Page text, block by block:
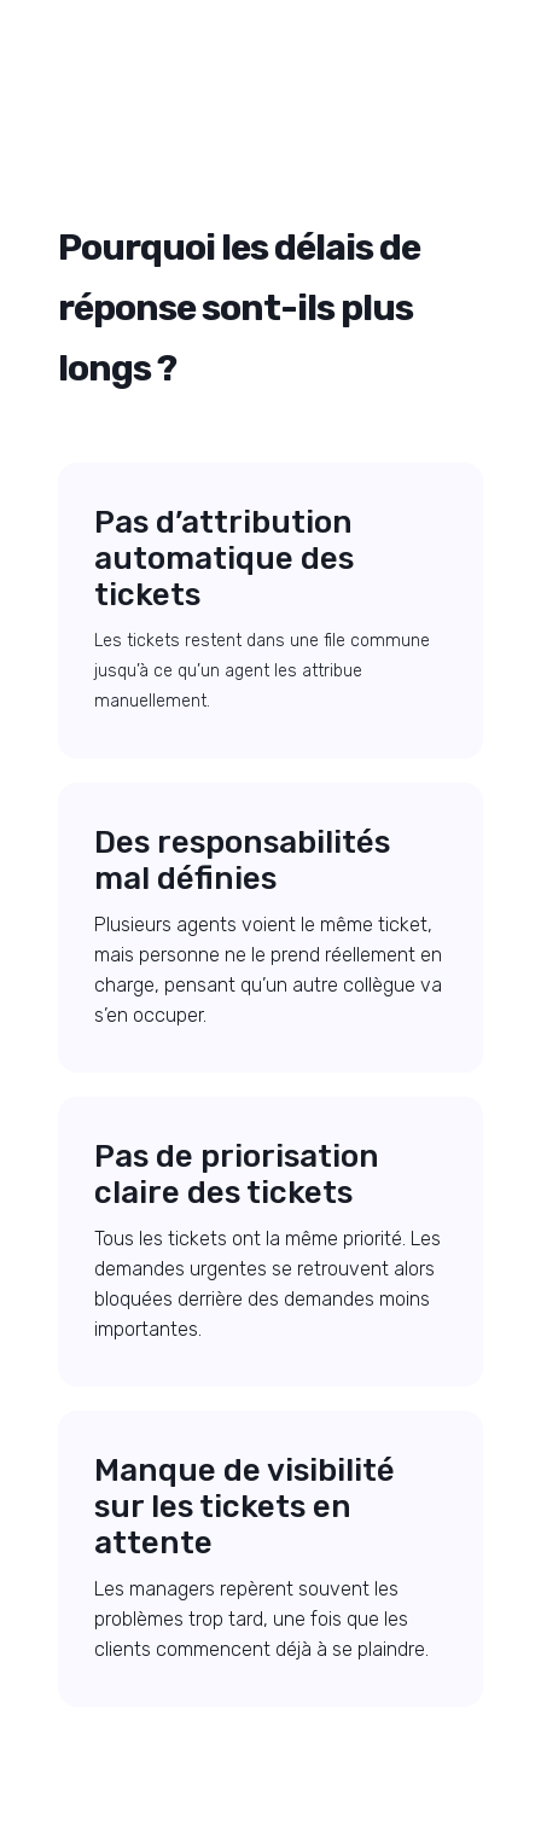
Pourquoi les délais de
réponse sont-ils plus
longs ?
Pas d’attribution
automatique des
tickets
Les tickets restent dans une file commune
jusqu’à ce qu’un agent les attribue
manuellement.
Des responsabilités
mal définies
Plusieurs agents voient le même ticket,
mais personne ne le prend réellement en
charge, pensant qu’un autre collègue va
s’en occuper.
Pas de priorisation
claire des tickets
Tous les tickets ont la même priorité. Les
demandes urgentes se retrouvent alors
bloquées derrière des demandes moins
importantes.
Manque de visibilité
sur les tickets en
attente
Les managers repèrent souvent les
problèmes trop tard, une fois que les
clients commencent déjà à se plaindre.